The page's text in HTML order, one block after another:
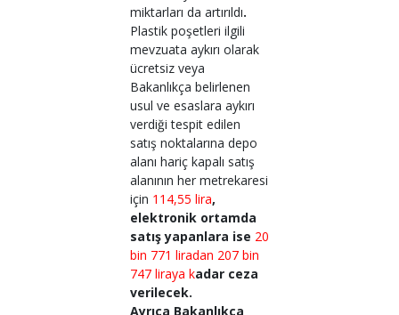
miktarları da artırıldı.
Plastik poşetleri ilgili
mevzuata aykırı olarak
ücretsiz veya
Bakanlıkça belirlenen
usul ve esaslara aykırı
verdiği tespit edilen
satış noktalarına depo
alanı hariç kapalı satış
alanının her metrekaresi
için 114,55 lira,
elektronik ortamda
satış yapanlara ise 20
bin 771 liradan 207 bin
747 liraya kadar ceza
verilecek.
Ayrıca Bakanlıkça